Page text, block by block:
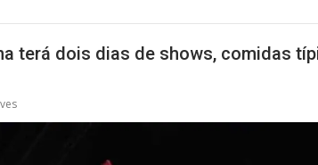
terá dois dias de shows, comidas